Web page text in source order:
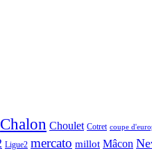
Chalon Choulet Cotret coupe
Ligue2 mercato millot Mâcon